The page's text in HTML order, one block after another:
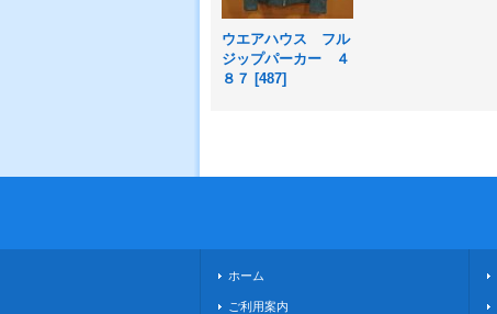
ウエアハウス フル
ジップパーカー ４
８７ [487]
ホーム
ご利用案内